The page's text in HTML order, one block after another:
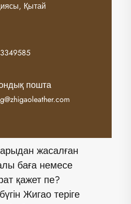
Қытай
пошта
жасалған
баға немесе
қажет пе?
Жигао теріге